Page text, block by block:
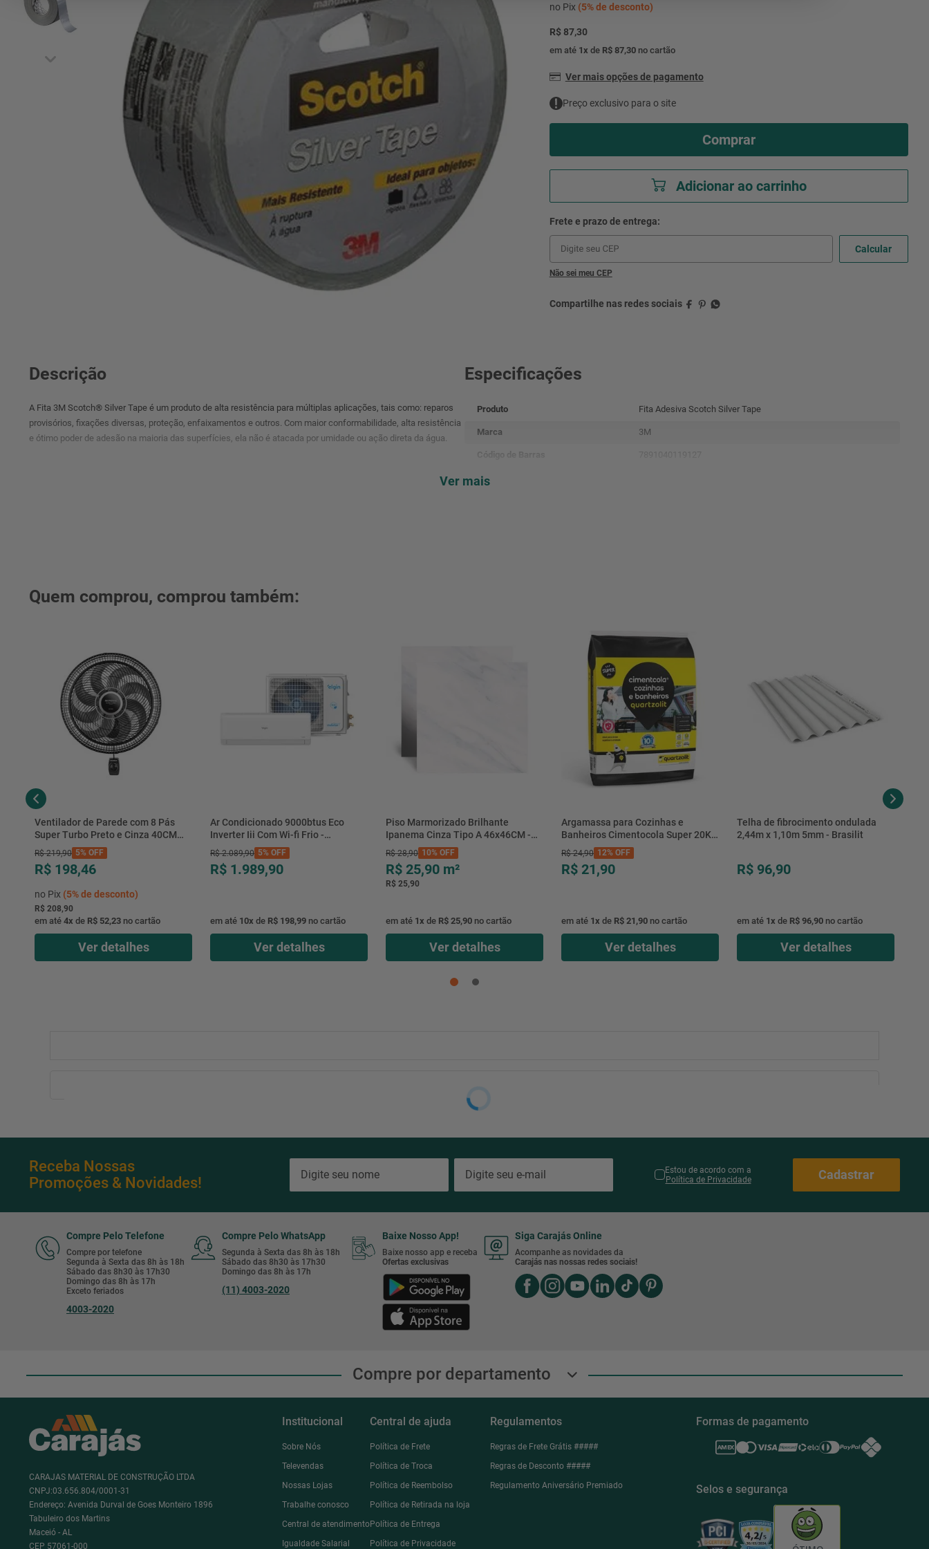
no Pix (5%de desconto)
R$ 87,30
em até 1x de R$ 87,30no cartão
Ver mais opções de pagamento
Preço exclusivo para o site
Comprar
Adicionar ao carrinho
Não sei meu CEP
Descrição
A Fita 3M Scotch® Silver Tape é um produto de alta resistência para múltiplas aplicações, tais como: reparos
provisórios, fixações diversas, proteção, enfaixamentos e outros. Com maior conformabilidade, alta resistência
e ótimo poder de adesão na maioria das superfícies, ela não é atacada por umidade ou ação direta da água.
Especificações
Produto Fita Adesiva Scotch Silver Tape
Marca 3M
Referência
Ver mais
Quem comprou, comprou também:
Ventilador de Parede com 8 Pás
Super Turbo Preto e Cinza 40CM
220V 140W - VTX-40P-8P - Mondial
R$ 219,90 5% OFF
R$ 198,46
no Pix (5%de desconto)
R$ 208,90
em até 4x de R$ 52,23 no cartão
Ver detalhes
Ar Condicionado 9000btus Eco
Inverter Iii Com Wi-fi Frio -
Hjfe09c2cg|hjfi09c2wg - Elgin
R$ 2.089,90 5% OFF
R$ 1.989,90
em até 10x de R$ 198,99 no cartão
Ver detalhes
Piso Marmorizado Brilhante
Ipanema Cinza Tipo A 46x46CM -
01.012771 - Cerbras
R$ 28,90 10% OFF
R$ 25,90 m²
R$ 25,90
em até 1x de R$ 25,90 no cartão
Ver detalhes
Argamassa para Cozinhas e
Banheiros Cimentocola Super 20KG
- 0118.00001.0020PL - Quartzolit
R$ 24,90 12% OFF
R$ 21,90
em até 1x de R$ 21,90 no cartão
Ver detalhes
Telha de fibrocimento ondulada
2,44m x 1,10m 5mm - Brasilit
R$ 96,90
em até 1x de R$ 96,90 no cartão
Ver detalhes
Receba Nossas
Promoções & Novidades!
Estou de acordo com a
Política de Privacidade
Cadastrar
Compre Pelo Telefone
Compre por telefone
Segunda à Sexta das 8h às 18h
Sábado das 8h30 às 17h30
Domingo das 8h às 17h
Exceto feriados
4003-2020
Compre Pelo WhatsApp
Segunda à Sexta das 8h às 18h
Sábado das 8h30 às 17h30
Domingo das 8h às 17h
(11) 4003-2020
Baixe Nosso App!
Baixe nosso app e receba
Ofertas exclusivas
Siga Carajás Online
Acompanhe as novidades da
Carajás nas nossas redes sociais!
Compre por departamento
CARAJAS MATERIAL DE CONSTRUÇÃO LTDA
CNPJ:03.656.804/0001-31
Endereço: Avenida Durval de Goes Monteiro 1896
Tabuleiro dos Martins
Maceió - AL
CEP 57061-000
Institucional
Sobre Nós
Televendas
Nossas Lojas
Trabalhe conosco
Central de atendimento
Igualdade Salarial
Central de ajuda
Política de Frete
Política de Troca
Política de Reembolso
Política de Retirada na loja
Política de Entrega
Política de Privacidade
Regulamentos
Regras de Frete Grátis #####
Regras de Desconto #####
Regulamento Aniversário Premiado
Formas de pagamento
Selos e segurança
mesa
condicionado